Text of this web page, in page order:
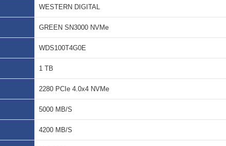
WESTERN DIGITAL
GREEN SN3000 NVMe
WDS100T4G0E
1 TB
2280 PCIe 4.0x4 NVMe
5000 MB/S
4200 MB/S